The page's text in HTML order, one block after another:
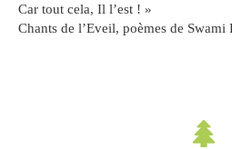
Car tout cela, Il l’est ! »
Chants de l’Eveil, poèmes de Swami